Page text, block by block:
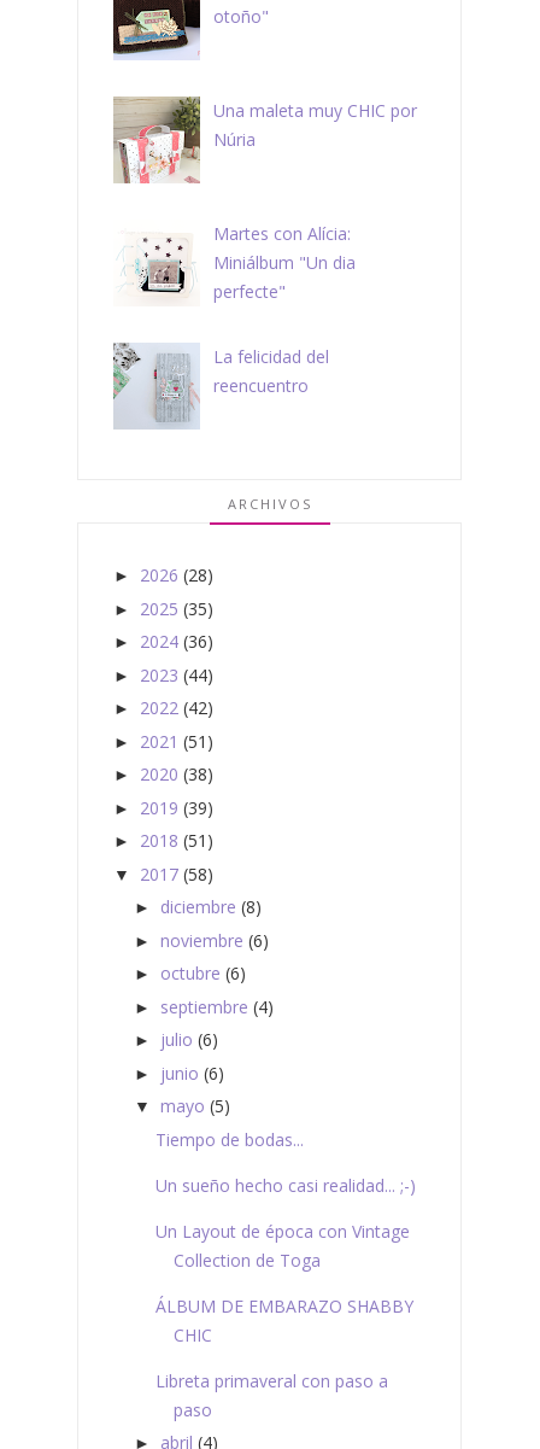
otoño"
Una maleta muy CHIC por
Núria
Martes con Alícia:
Miniálbum "Un dia
perfecte"
La felicidad del
reencuentro
ARCHIVOS
► 2026 (28)
► 2025 (35)
► 2024 (36)
► 2023 (44)
► 2022 (42)
► 2021 (51)
► 2020 (38)
► 2019 (39)
► 2018 (51)
▼ 2017 (58)
► diciembre (8)
► noviembre (6)
► octubre (6)
► septiembre (4)
► julio (6)
► junio (6)
▼ mayo (5)
Tiempo de bodas...
Un sueño hecho casi realidad... ;-)
Un Layout de época con Vintage
Collection de Toga
ÁLBUM DE EMBARAZO SHABBY
CHIC
Libreta primaveral con paso a
paso
► abril (4)